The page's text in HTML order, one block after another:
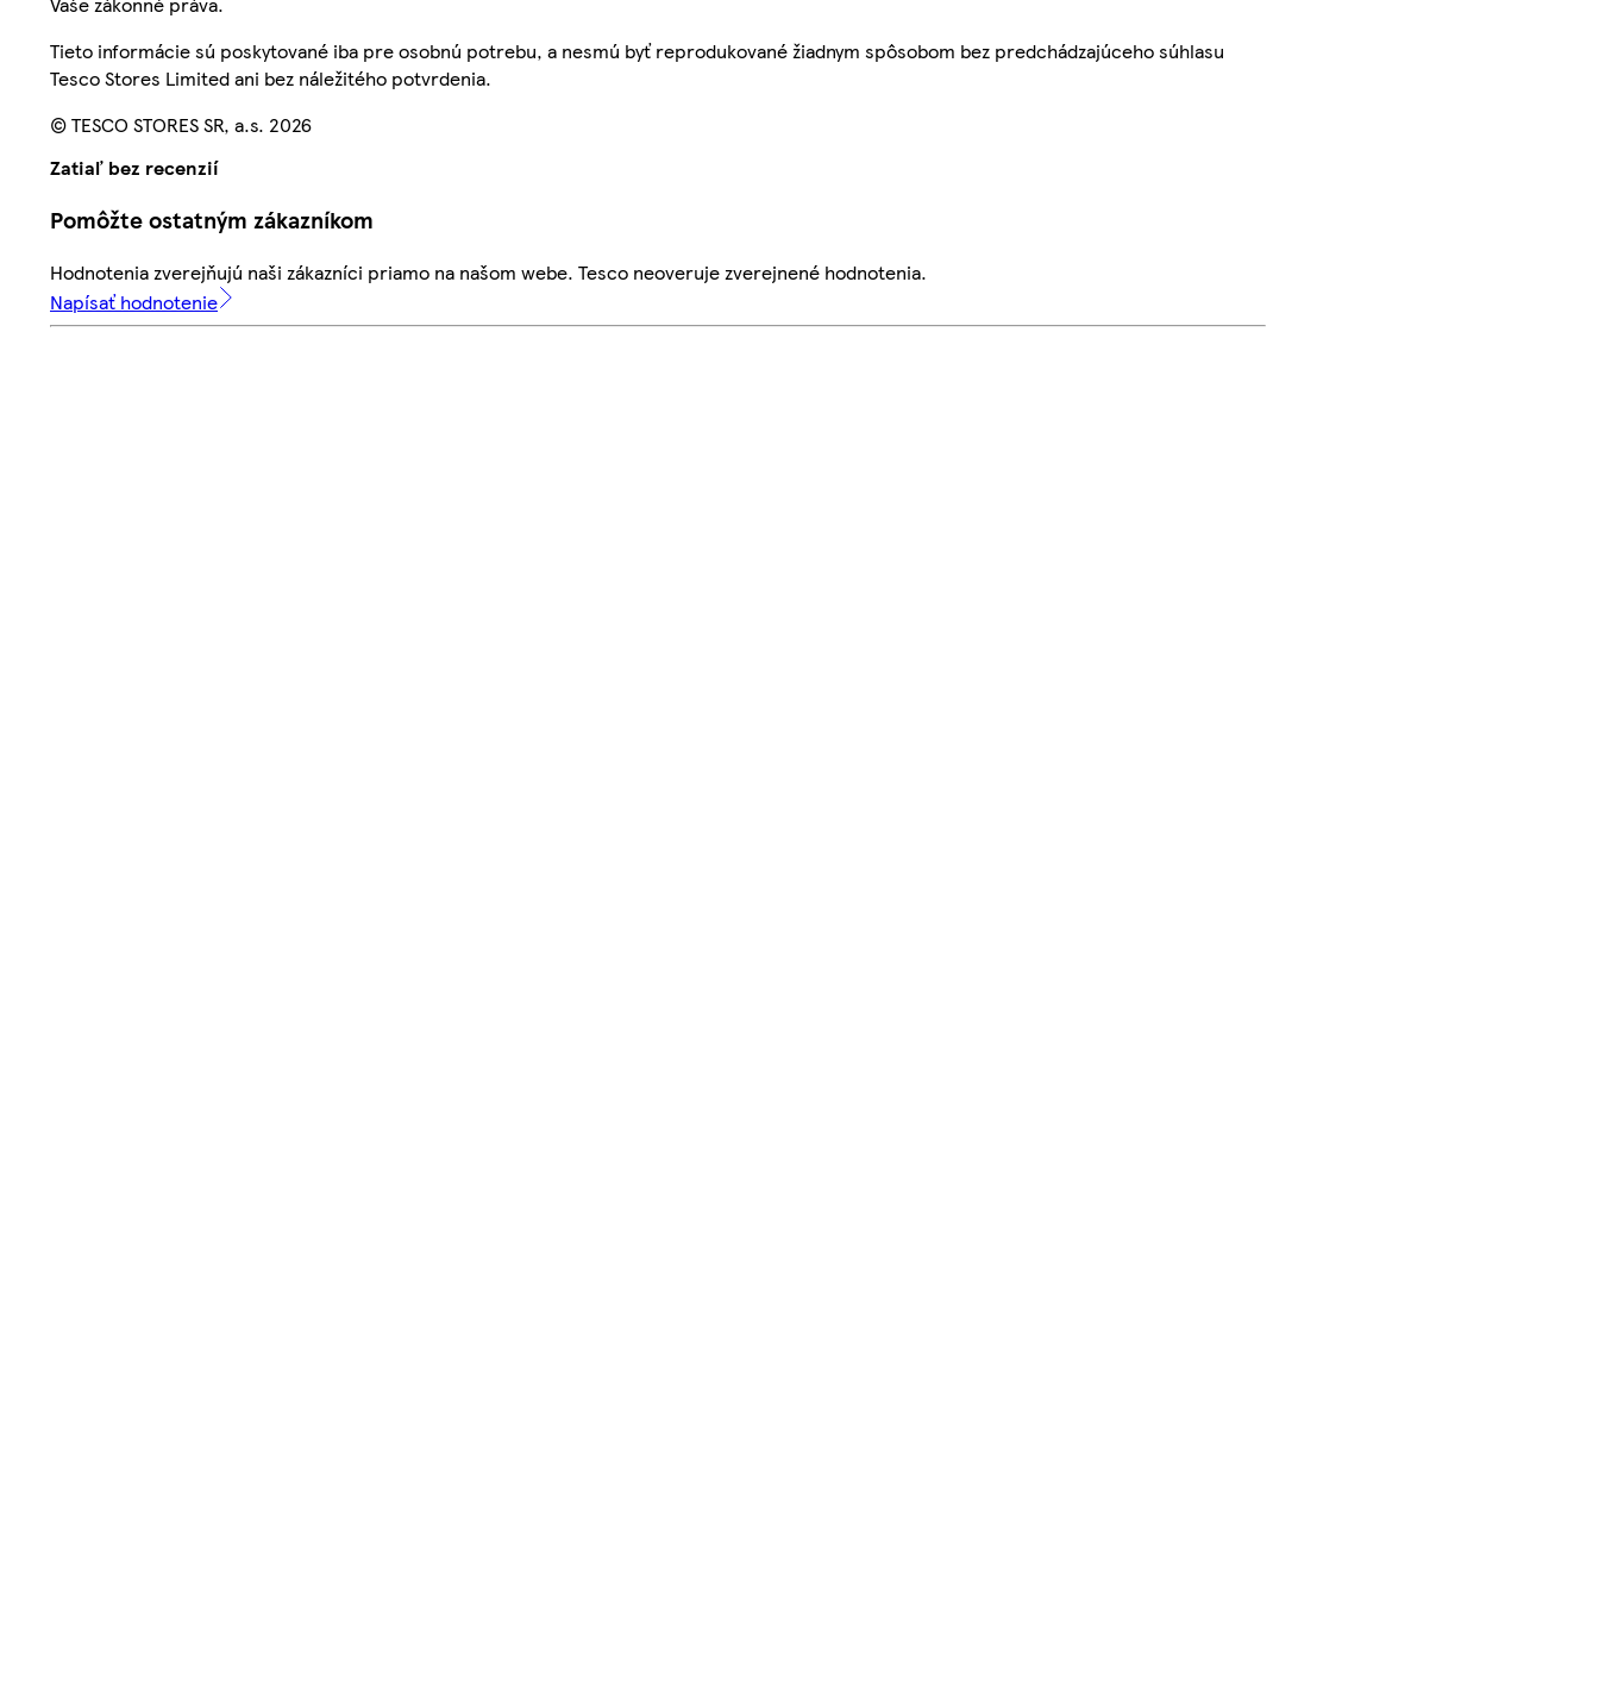
Tieto informácie sú poskytované iba pre osobnú potrebu, a nesmú byť reprodukované žiadnym spôsobom bez predchádzajúceho súhlasu
Tesco Stores Limited ani bez náležitého potvrdenia.
© TESCO STORES SR, a.s. 2026
Zatiaľ bez recenzií
Pomôžte ostatným zákazníkom
Hodnotenia zverejňujú naši zákazníci priamo na našom webe. Tesco neoveruje zverejnené hodnotenia.
Napísať hodnotenie